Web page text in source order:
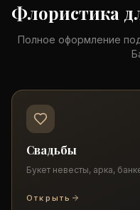
Флористика
Полное оформление
Свадьбы
Букет невесты, арка,
Открыть